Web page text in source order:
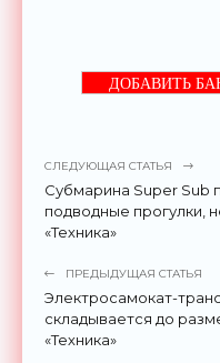
ДОБАВИТЬ
СЛЕДУЮЩАЯ СТАТЬЯ
Субмарина Super Sub
подводные прогулки,
«Техника»
ПРЕДЫДУЩАЯ СТАТЬЯ
Электросамокат-
складывается до
«Техника»